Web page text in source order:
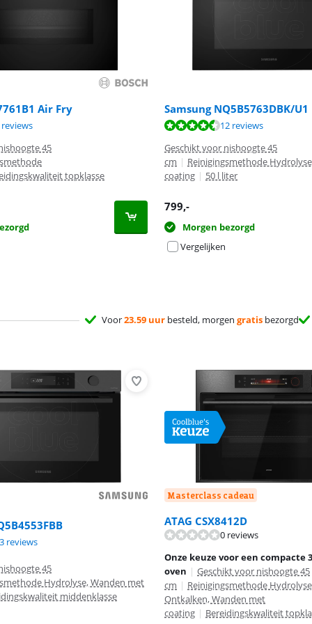
Air Fry
van de 10, gebaseerd op 4 reviews.
45
topklasse
Samsung NQ5B5763DBK/U1
van de 10, gebaseerd op 12 reviews.
12 reviews
Geschikt voor nishoogte 45
cm | Reinigingsmethode
coating | 50 l liter
799,-
Morgen bezorgd
Vergelijken
Voor23.59 uur besteld, morgen gratis bezorgd
van de 10, gebaseerd op 43 reviews.
reviews
45
Hydrolyse, Wanden met
middenklasse
Masterclass cadeau
ATAG CSX8412D
0 reviews
Onze keuze voor een compacte
oven | Geschikt voor nishoogte 45
cm | Reinigingsmethode
Ontkalken, Wanden met
coating | Bereidingskwaliteit